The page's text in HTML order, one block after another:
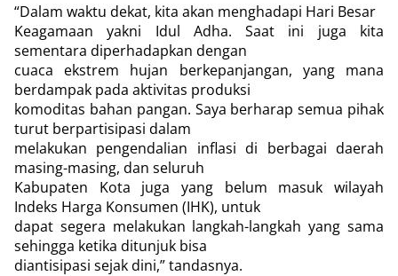
“Dalam waktu dekat, kita akan menghadapi Hari Besar
Keagamaan yakni Idul Adha. Saat ini juga kita
sementara diperhadapkan dengan
cuaca ekstrem hujan berkepanjangan, yang mana
berdampak pada aktivitas produksi
komoditas bahan pangan. Saya berharap semua pihak
turut berpartisipasi dalam
melakukan pengendalian inflasi di berbagai daerah
masing-masing, dan seluruh
Kabupaten Kota juga yang belum masuk wilayah
Indeks Harga Konsumen (IHK), untuk
dapat segera melakukan langkah-langkah yang sama
sehingga ketika ditunjuk bisa
diantisipasi sejak dini,” tandasnya.